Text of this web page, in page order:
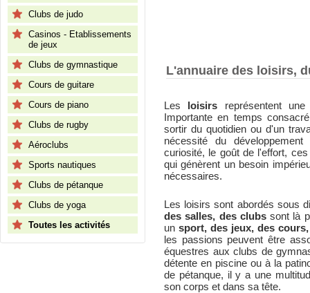
Clubs de judo
Casinos - Etablissements
de jeux
Clubs de gymnastique
Cours de guitare
Cours de piano
Clubs de rugby
Aéroclubs
Sports nautiques
Clubs de pétanque
Clubs de yoga
Toutes les activités
L'annuaire des loisirs,
Les loisirs représentent
Importante en temps
sortir du quotidien ou d'un
nécessité du
curiosité, le goût de l'effort,
qui génèrent un besoin
nécessaires.
Les loisirs sont abordés sous
des salles, des clubssont là
un sport, des jeux, des
les passions peuvent être
équestres aux clubs de
détente en piscine ou à la
de pétanque, il y a une
son corps et dans sa tête.